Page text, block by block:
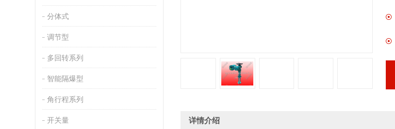
分体式
调节型
多回转系列
智能隔爆型
角行程系列
开关量 详情介绍